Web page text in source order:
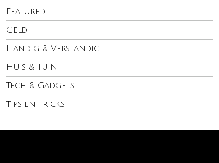
Featured
Geld
Handig & Verstandig
Huis & Tuin
Tech & Gadgets
Tips en tricks